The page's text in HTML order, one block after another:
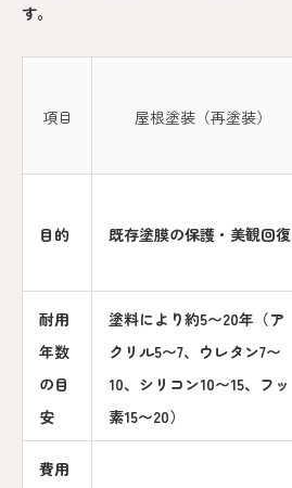
す。
項目 屋根塗装（再塗装）
目的 既存塗膜の保護・美観回復
耐用
年数
の目
安
塗料により約5〜20年（ア
クリル5〜7、ウレタン7〜
10、シリコン10〜15、フッ
素15〜20）
費用